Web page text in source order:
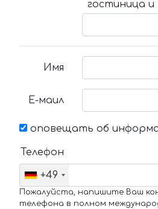
гостиница и
Имя
Е-маил
оповещать об
Телефон
+49
Пожалуйста, напишите Ваш
телефона в полном